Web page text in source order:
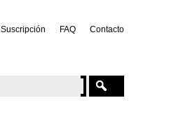
Suscripción FAQ Contacto